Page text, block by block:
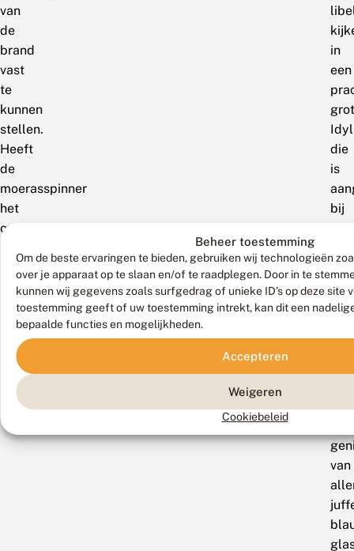
Beheer toestemming
Om de beste ervaringen te bieden, gebruiken wij technologieën
over je apparaat op te slaan en/of te raadplegen. Door in te
kunnen wij gegevens zoals surfgedrag of unieke ID's op deze site
toestemming geeft of uw toestemming intrekt, kan dit een
bepaalde functies en mogelijkheden.
Accepteren
Weigeren
Cookiebeleid
van
de
brand
vast
te
kunnen
stellen.
Heeft
de
moerasspinner
het
overleefd?
in
een
die
is
bij
we,
van